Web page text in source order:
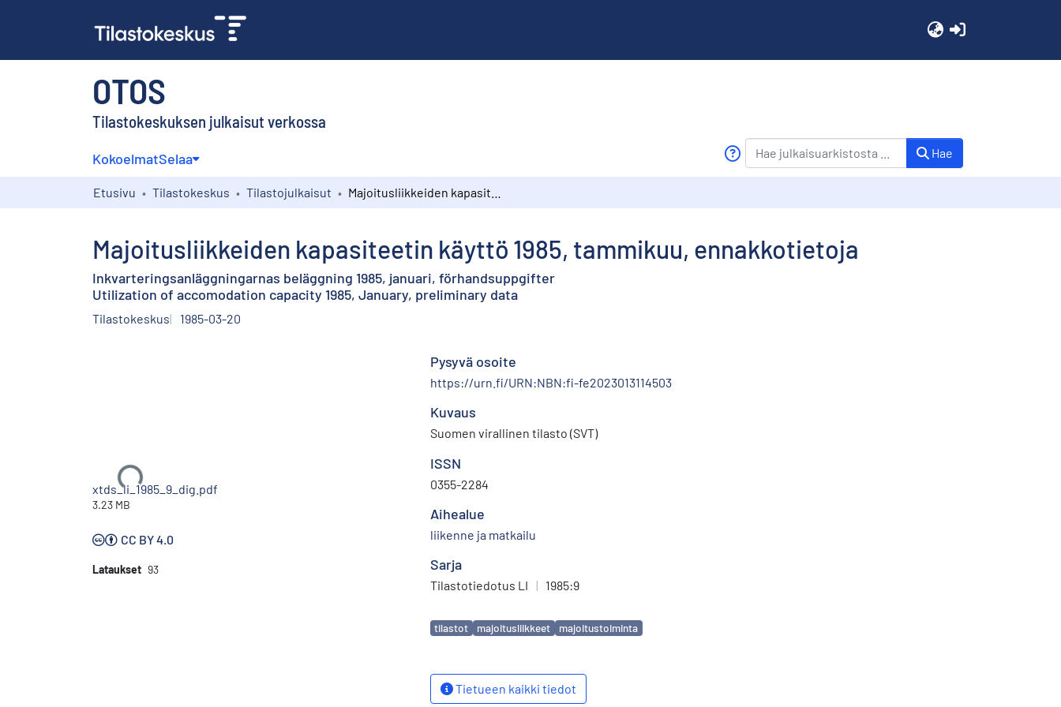
OTOS
Tilastokeskuksen julkaisut verkossa
KokoelmatSelaa Hae
Etusivu Tilastokeskus Tilastojulkaisut
Majoitusliikkeiden kapasiteetin käyttö 1985, tammikuu, ennakkotietoja
Inkvarteringsanläggningarnas beläggning 1985, januari, förhandsuppgifter
Utilization of accomodation capacity 1985, January, preliminary data
Tilastokeskus 1985-03-20
Ladataan...
xtds_li_1985_9_dig.pdf
3.23 MB
CC BY 4.0
Lataukset 93
Pysyvä osoite
https://urn.fi/URN:NBN:fi-fe2023013114503
Kuvaus
Suomen virallinen tilasto (SVT)
ISSN
0355-2284
Aihealue
liikenne ja matkailu
Sarja
Tilastotiedotus LI | 1985:9
Avainsanat
tilastot majoitusliikkeet majoitustoiminta
Tietueen kaikki tiedot